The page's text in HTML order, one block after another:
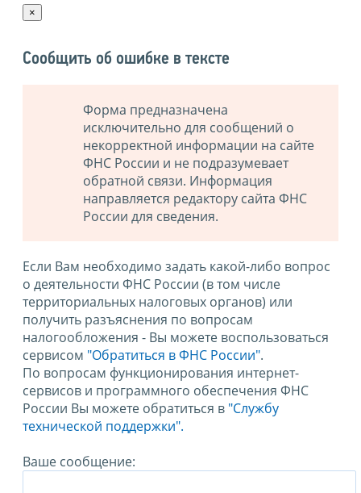
×
Сообщить об ошибке в тексте
Форма предназначена
исключительно для сообщений о
некорректной информации на сайте
ФНС России и не подразумевает
обратной связи. Информация
направляется редактору сайта ФНС
России для сведения.
Если Вам необходимо задать какой-либо вопрос
о деятельности ФНС России (в том числе
территориальных налоговых органов) или
получить разъяснения по вопросам
налогообложения - Вы можете воспользоваться
сервисом "Обратиться в ФНС России".
По вопросам функционирования интернет-
сервисов и программного обеспечения ФНС
России Вы можете обратиться в "Службу
технической поддержки".
Ваше сообщение: